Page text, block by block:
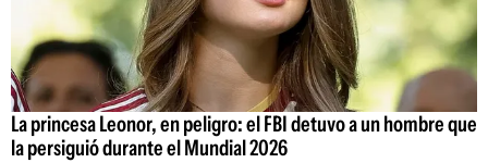
La princesa Leonor, en peligro: el FBI detuvo a un hombre que
la persiguió durante el Mundial 2026